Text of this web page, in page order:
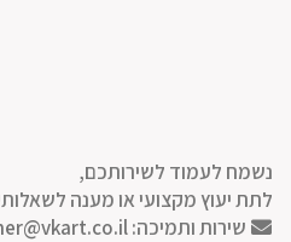
נשמח לעמוד לשירותכם,
לתת יעוץ מקצועי או מענה
שירות ותמיכה: